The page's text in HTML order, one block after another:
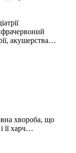
акушерства…
хвороба, що
її харч…